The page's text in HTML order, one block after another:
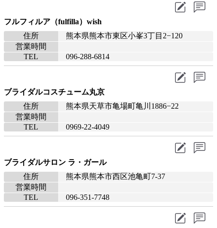
フルフィルア（fulfilla）wish
住所
熊本県熊本市東区小峯3丁目2−120
営業時間
TEL
096-288-6814
ブライダルコスチューム丸京
住所
熊本県天草市亀場町亀川1886−22
営業時間
TEL
0969-22-4049
ブライダルサロン ラ・ガール
住所
熊本県熊本市西区池亀町7-37
営業時間
TEL
096-351-7748